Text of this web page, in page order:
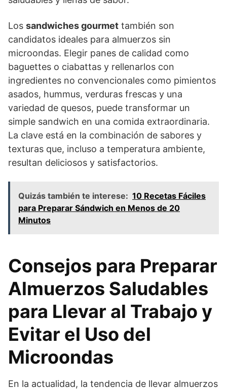
Los sandwiches gourmet también son
candidatos ideales para almuerzos sin
microondas. Elegir panes de calidad como
baguettes o ciabattas y rellenarlos con
ingredientes no convencionales como pimientos
asados, hummus, verduras frescas y una
variedad de quesos, puede transformar un
simple sandwich en una comida extraordinaria.
La clave está en la combinación de sabores y
texturas que, incluso a temperatura ambiente,
resultan deliciosos y satisfactorios.
Quizás también te interese: 10 Recetas Fáciles
para Preparar Sándwich en Menos de 20
Minutos
Consejos para Preparar
Almuerzos Saludables
para Llevar al Trabajo y
Evitar el Uso del
Microondas
En la actualidad, la tendencia de llevar almuerzos